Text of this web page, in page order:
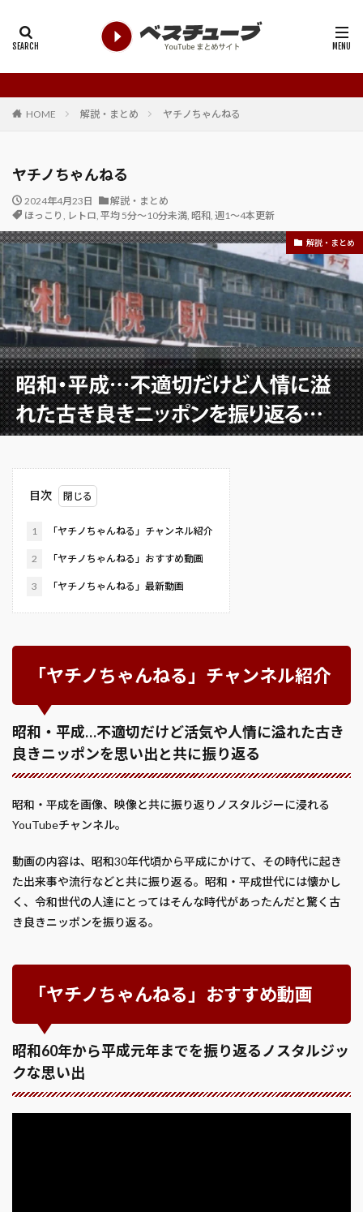
HOME 解説・まとめ ヤチノちゃんねる
ヤチノちゃんねる
2024年4月23日
解説・まとめ
ほっこり , レトロ, 平均 5分～10分未満, 昭和, 週1～4本更新
解説・まとめ
目次
1 「ヤチノちゃんねる」チャンネル紹介
2 「ヤチノちゃんねる」おすすめ動画
3 「ヤチノちゃんねる」最新動画
「ヤチノちゃんねる」チャンネル紹介
昭和・平成…不適切だけど活気や人情に溢れた古き
良きニッポンを思い出と共に振り返る
昭和・平成を画像、映像と共に振り返りノスタルジーに浸れる
YouTubeチャンネル。
動画の内容は、昭和30年代頃から平成にかけて、その時代に起き
た出来事や流行などと共に振り返る。昭和・平成世代には懐かし
く、令和世代の人達にとってはそんな時代があったんだと驚く古
き良きニッポンを振り返る。
「ヤチノちゃんねる」おすすめ動画
昭和60年から平成元年までを振り返るノスタルジッ
クな思い出